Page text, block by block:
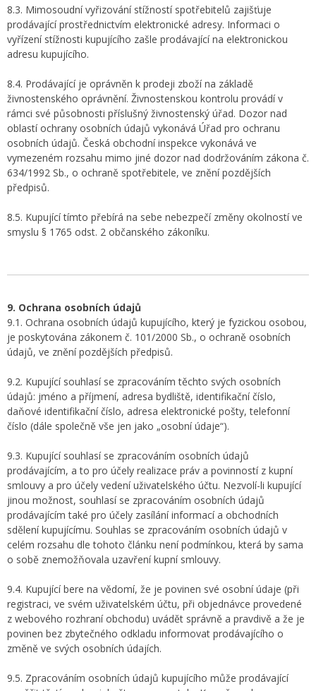
8.3. Mimosoudní vyřizování stížností spotřebitelů zajišťuje
prodávající prostřednictvím elektronické adresy. Informaci o
vyřízení stížnosti kupujícího zašle prodávající na elektronickou
adresu kupujícího.
8.4. Prodávající je oprávněn k prodeji zboží na základě
živnostenského oprávnění. Živnostenskou kontrolu provádí v
rámci své působnosti příslušný živnostenský úřad. Dozor nad
oblastí ochrany osobních údajů vykonává Úřad pro ochranu
osobních údajů. Česká obchodní inspekce vykonává ve
vymezeném rozsahu mimo jiné dozor nad dodržováním zákona č.
634/1992 Sb., o ochraně spotřebitele, ve znění pozdějších
předpisů.
8.5. Kupující tímto přebírá na sebe nebezpečí změny okolností ve
smyslu § 1765 odst. 2 občanského zákoníku.
9. Ochrana osobních údajů
9.1. Ochrana osobních údajů kupujícího, který je fyzickou osobou,
je poskytována zákonem č. 101/2000 Sb., o ochraně osobních
údajů, ve znění pozdějších předpisů.
9.2. Kupující souhlasí se zpracováním těchto svých osobních
údajů: jméno a příjmení, adresa bydliště, identifikační číslo,
daňové identifikační číslo, adresa elektronické pošty, telefonní
číslo (dále společně vše jen jako „osobní údaje“).
9.3. Kupující souhlasí se zpracováním osobních údajů
prodávajícím, a to pro účely realizace práv a povinností z kupní
smlouvy a pro účely vedení uživatelského účtu. Nezvolí-li kupující
jinou možnost, souhlasí se zpracováním osobních údajů
prodávajícím také pro účely zasílání informací a obchodních
sdělení kupujícímu. Souhlas se zpracováním osobních údajů v
celém rozsahu dle tohoto článku není podmínkou, která by sama
o sobě znemožňovala uzavření kupní smlouvy.
9.4. Kupující bere na vědomí, že je povinen své osobní údaje (při
registraci, ve svém uživatelském účtu, při objednávce provedené
z webového rozhraní obchodu) uvádět správně a pravdivě a že je
povinen bez zbytečného odkladu informovat prodávajícího o
změně ve svých osobních údajích.
9.5. Zpracováním osobních údajů kupujícího může prodávající